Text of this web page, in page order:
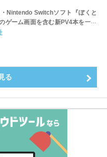
Nintendo Switchソフト『ぼくと
ゲーム画面を含む新PV4本を一挙
る